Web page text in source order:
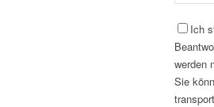
Ich
werden
Sie